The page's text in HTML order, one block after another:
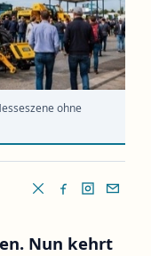
ohne
Nun kehrt